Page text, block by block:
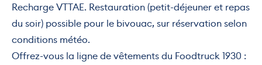
Recharge VTTAE. Restauration (petit-déjeuner et repas
du soir) possible pour le bivouac, sur réservation selon
conditions météo.
Offrez-vous la ligne de vêtements du Foodtruck 1930 :